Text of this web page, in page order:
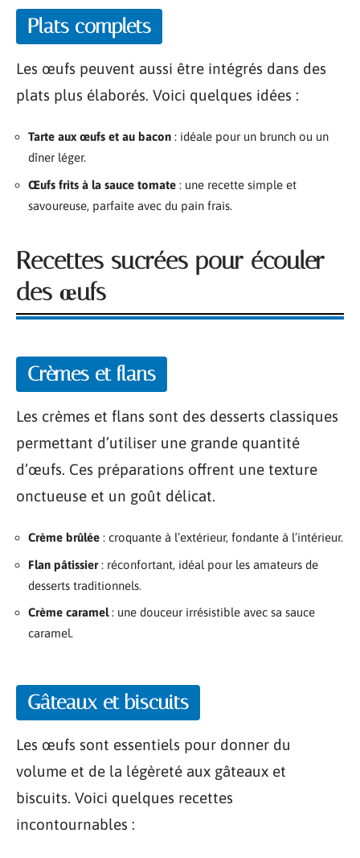
Plats complets
Les œufs peuvent aussi être intégrés dans des
plats plus élaborés. Voici quelques idées :
Tarte aux œufs et au bacon : idéale pour un brunch ou un
dîner léger.
Œufs frits à la sauce tomate : une recette simple et
savoureuse, parfaite avec du pain frais.
Recettes sucrées pour écouler
des œufs
Crèmes et flans
Les crèmes et flans sont des desserts classiques
permettant d’utiliser une grande quantité
d’œufs. Ces préparations offrent une texture
onctueuse et un goût délicat.
Crème brûlée : croquante à l’extérieur, fondante à l’intérieur.
Flan pâtissier: réconfortant, idéal pour les amateurs de
desserts traditionnels.
Crème caramel: une douceur irrésistible avec sa sauce
caramel.
Gâteaux et biscuits
Les œufs sont essentiels pour donner du
volume et de la légèreté aux gâteaux et
biscuits. Voici quelques recettes
incontournables :